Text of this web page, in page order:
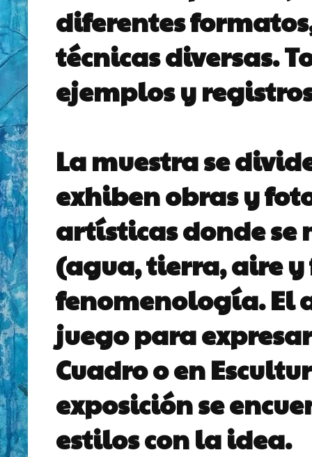
diferentes
técnicas diversas.
ejemplos y
La muestra se
exhiben obras y
artísticas donde se
(agua, tierra, aire y
fenomenología. El
juego para
Cuadro o en
exposición se
estilos con la idea.